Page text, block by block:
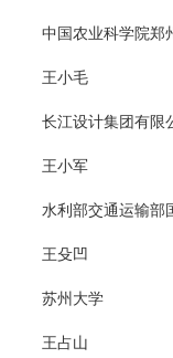
中国农业科学院郑
王小毛
长江设计集团有限
王小军
水利部交通运输部
王殳凹
苏州大学
王占山